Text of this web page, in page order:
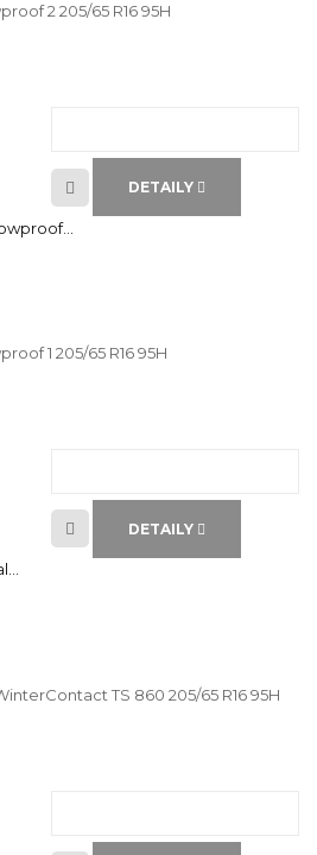
2 205/65 R16 95H
DETAILY
1 205/65 R16 95H
DETAILY
TS 860 205/65 R16 95H